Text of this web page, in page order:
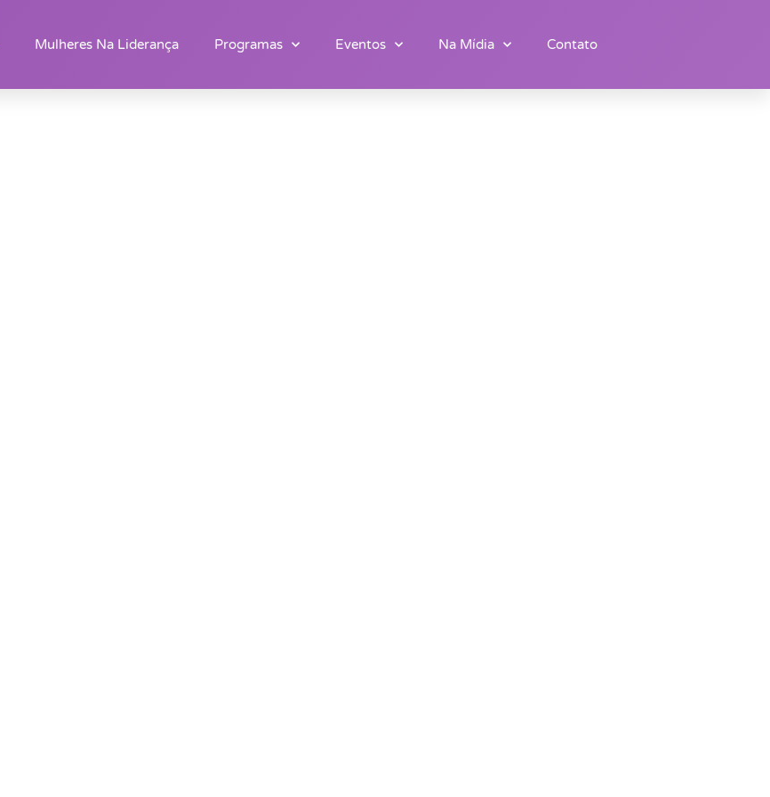
Mulheres Na Liderança Programas Eventos Na Mídia Contato